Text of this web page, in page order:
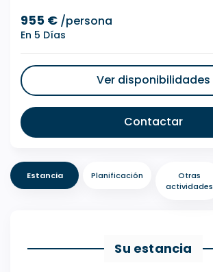
955 € /persona
En 5 Días
Ver disponibilidades
Contactar
Estancia Planificación
Otras
actividades
Su estancia